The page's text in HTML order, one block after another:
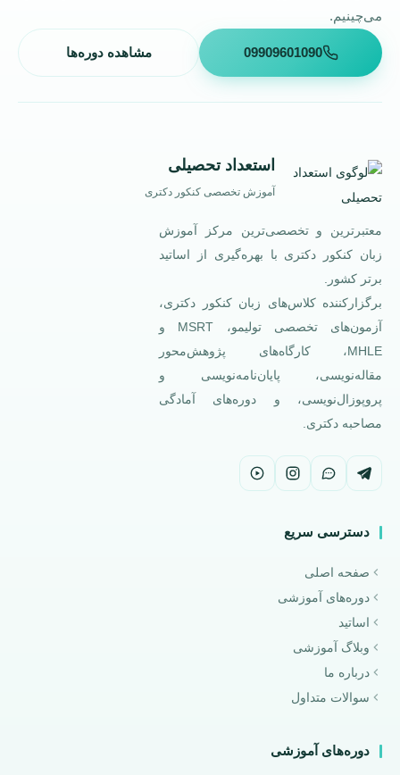
می‌چینیم.
09909601090 مشاهده دوره‌ها
استعداد تحصیلی
آموزش تخصصی کنکور دکتری
معتبرترین و تخصصی‌ترین مرکز آموزش
زبان کنکور دکتری با بهره‌گیری از اساتید
برتر کشور.
برگزارکننده کلاس‌های زبان کنکور دکتری،
آزمون‌های تخصصی تولیمو، MSRT و
MHLE، کارگاه‌های پژوهش‌محور
مقاله‌نویسی، پایان‌نامه‌نویسی و
پروپوزال‌نویسی، و دوره‌های آمادگی
مصاحبه دکتری.
دسترسی سریع
صفحه اصلی
دوره‌های آموزشی
اساتید
وبلاگ آموزشی
درباره ما
سوالات متداول
دوره‌های آموزشی